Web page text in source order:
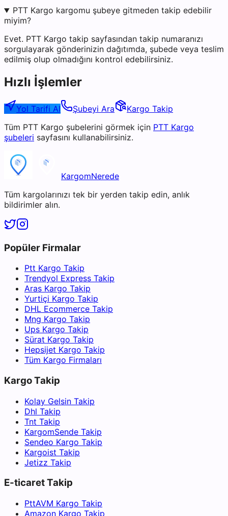
PTT Kargo kargomu şubeye gitmeden takip edebilir
miyim?
Evet. PTT Kargo takip sayfasından takip numaranızı
sorgulayarak gönderinizin dağıtımda, şubede veya teslim
edilmiş olup olmadığını kontrol edebilirsiniz.
Hızlı İşlemler
Yol Tarifi Al Şubeyi Ara
Kargo Takip
Tüm PTT Kargo şubelerini görmek için PTT Kargo
şubeleri sayfasını kullanabilirsiniz.
KargomNerede
Tüm kargolarınızı tek bir yerden takip edin, anlık
bildirimler alın.
Popüler Firmalar
Ptt Kargo Takip
Trendyol Express Takip
Aras Kargo Takip
Yurtiçi Kargo Takip
DHL Ecommerce Takip
Mng Kargo Takip
Ups Kargo Takip
Sürat Kargo Takip
Hepsijet Kargo Takip
Tüm Kargo Firmaları
Kargo Takip
Kolay Gelsin Takip
Dhl Takip
Tnt Takip
KargomSende Takip
Sendeo Kargo Takip
Kargoist Takip
Jetizz Takip
E-ticaret Takip
PttAVM Kargo Takip
Amazon Kargo Takip